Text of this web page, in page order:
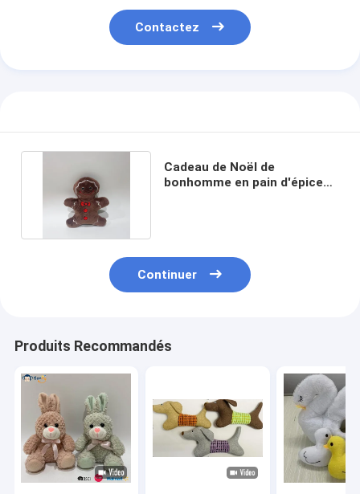
Contactez
Cadeau de Noël de
bonhomme en pain d'épice
Continuer
Produits Recommandés